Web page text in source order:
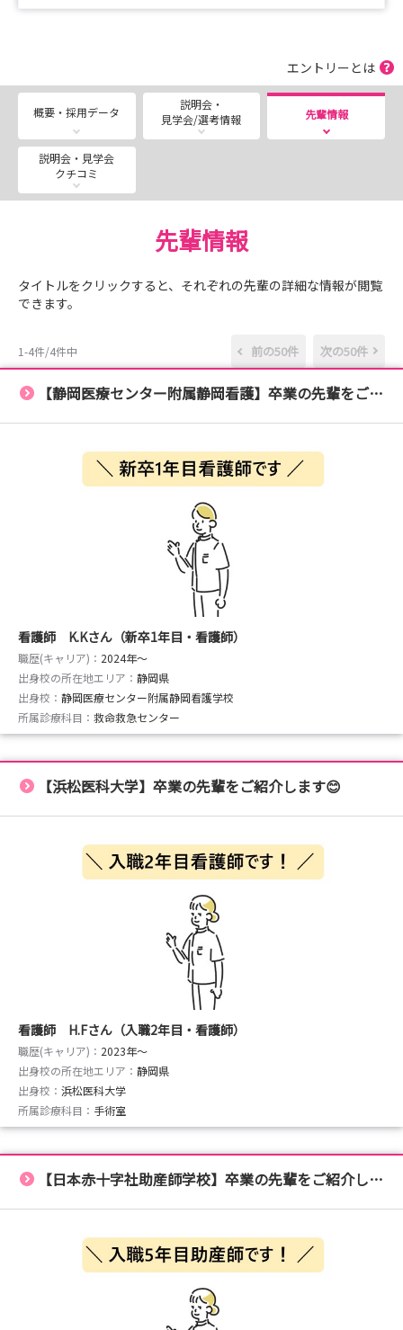
な病院？」と興味をお持ちの方も、ぜひお気軽にご参加く
ださい。
お友達とのご参加も大歓迎です😄
交通費支給制度（対象：静岡市外の養成校の学生）もあり
ますので、
遠方の方もお気軽にお越しくださいね。
看護学生（2年生以上）
※37.5℃以上の発熱・咳・鼻水等の風邪症状のない方
📍開催日
・2026年8月25日 8:30-16:00 【応募締切：8月10日】
※内容はどちらも同じです。ご都合のよい日程でお申込み
📍プログラム（予定）
・病院概要および看護教育等の説明
・マスク
・手指消毒剤およびフェイスシールド（実習で使用してい
るものがあれば）
・筆記用具
・ユニフォーム
・靴
・水分（必要に応じて）
📍応募方法
▶マイナビ看護学生からエントリー
▶当院HPの応募フォームからエントリー：
saiseikai.jp/recruiting/application_form/
※応募フォームの「希望日」に希望日（8/13または
8/25）をご記入ください。
※応募フォームの「通信欄」に看護体験希望分野を第
1～第3希望までご記入ください。
ご記入がない場合は体験病棟を当院で指定させてい
ただきます。
エントリーとは
概要・採用データ
説明会・
見学会/選考情報
先輩情報
説明会・見学会
クチコミ
先輩情報
タイトルをクリックすると、それぞれの先輩の詳細な情報が閲覧
できます。
1-4件/4件中 前の50件 次の50件
【静岡医療センター附属静岡看護】卒業の先輩をご紹介します😁
看護師 K.Kさん（新卒1年目・看護師）
職歴(キャリア)： 2024年〜
出身校の所在地エリア： 静岡県
出身校： 静岡医療センター附属静岡看護学校
所属診療科目： 救命救急センター
【浜松医科大学】卒業の先輩をご紹介します😊
看護師 H.Fさん（入職2年目・看護師）
職歴(キャリア)： 2023年〜
出身校の所在地エリア： 静岡県
出身校： 浜松医科大学
所属診療科目： 手術室
【日本赤十字社助産師学校】卒業の先輩をご紹介します😉